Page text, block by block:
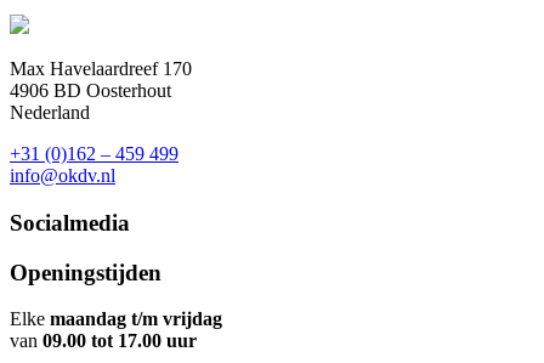
Max Havelaardreef 170
4906 BD Oosterhout
Nederland
+31 (0)162 – 459 499
info@okdv.nl
Socialmedia
Openingstijden
Elke maandag t/m vrijdag
van 09.00 tot 17.00 uur